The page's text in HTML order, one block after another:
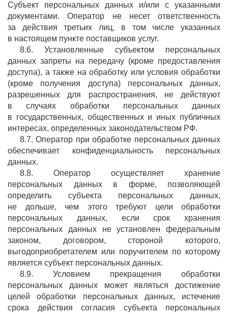
Субъект персональных данных и/или с указанными
документами. Оператор не несет ответственность
за действия третьих лиц, в том числе указанных
в настоящем пункте поставщиков услуг.
8.6. Установленные субъектом персональных
данных запреты на передачу (кроме предоставления
доступа), а также на обработку или условия обработки
(кроме получения доступа) персональных данных,
разрешенных для распространения, не действуют
в случаях обработки персональных данных
в государственных, общественных и иных публичных
интересах, определенных законодательством РФ.
8.7. Оператор при обработке персональных данных
обеспечивает конфиденциальность персональных
данных.
8.8. Оператор осуществляет хранение
персональных данных в форме, позволяющей
определить субъекта персональных данных,
не дольше, чем этого требуют цели обработки
персональных данных, если срок хранения
персональных данных не установлен федеральным
законом, договором, стороной которого,
выгодоприобретателем или поручителем по которому
является субъект персональных данных.
8.9. Условием прекращения обработки
персональных данных может являться достижение
целей обработки персональных данных, истечение
срока действия согласия субъекта персональных